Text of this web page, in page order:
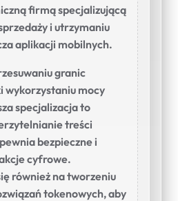
firmą specjalizującą
i utrzymaniu
aplikacji mobilnych.
granic
wykorzystaniu mocy
specjalizacja to
treści
bezpieczne i
cyfrowe.
również na tworzeniu
tokenowych, aby